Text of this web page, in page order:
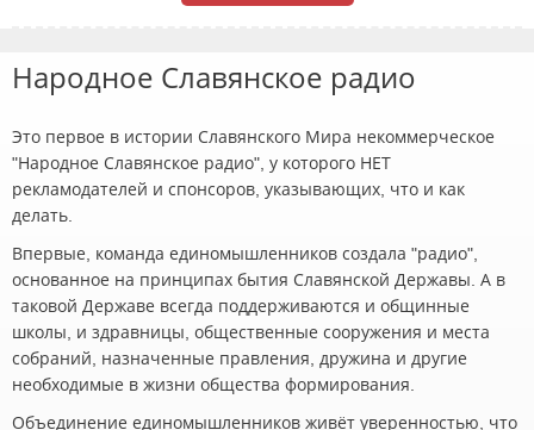
Народное Славянское радио
Это первое в истории Славянского Мира некоммерческое
"Народное Славянское радио", у которого НЕТ
рекламодателей и спонсоров, указывающих, что и как
делать.
Впервые, команда единомышленников создала "радио",
основанное на принципах бытия Славянской Державы. А в
таковой Державе всегда поддерживаются и общинные
школы, и здравницы, общественные сооружения и места
собраний, назначенные правления, дружина и другие
необходимые в жизни общества формирования.
Объединение единомышленников живёт уверенностью, что